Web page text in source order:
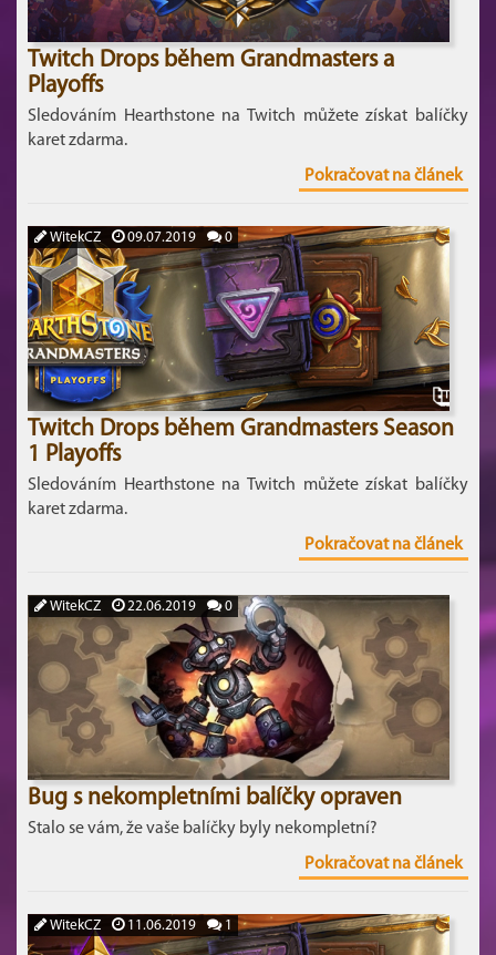
Twitch Drops během Grandmasters a
Playoffs
Sledováním Hearthstone na Twitch můžete získat balíčky
karet zdarma.
Pokračovat na článek
WitekCZ 09.07.2019 0
Twitch Drops během Grandmasters Season
1 Playoffs
Sledováním Hearthstone na Twitch můžete získat balíčky
karet zdarma.
Pokračovat na článek
WitekCZ 22.06.2019 0
Bug s nekompletními balíčky opraven
Stalo se vám, že vaše balíčky byly nekompletní?
Pokračovat na článek
WitekCZ 11.06.2019 1